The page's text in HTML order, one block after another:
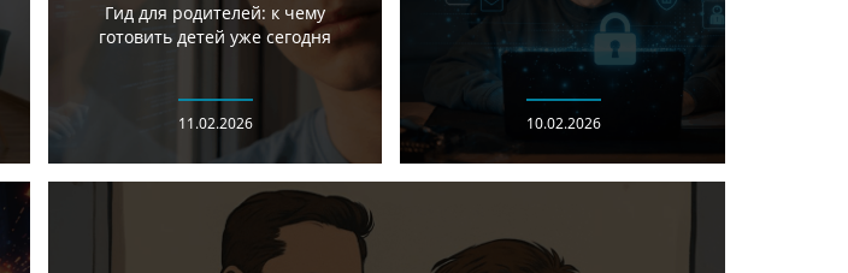
Гид для родителей: к чему
готовить детей уже сегодня
11.02.2026 10.02.2026